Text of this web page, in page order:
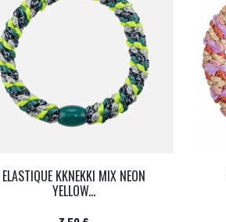
ELASTIQUE KKNEKKI MIX NEON
YELLOW...